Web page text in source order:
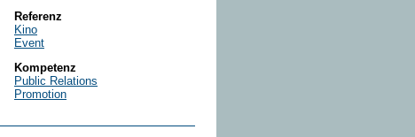
Referenz
Kino
Event
Kompetenz
Public Relations
Promotion